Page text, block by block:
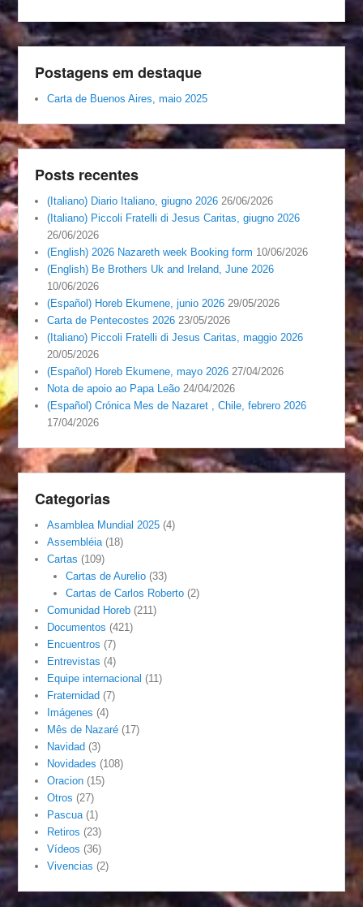
Postagens em destaque
Carta de Buenos Aires, maio 2025
Posts recentes
(Italiano) Diario Italiano, giugno 2026 26/06/2026
(Italiano) Piccoli Fratelli di Jesus Caritas, giugno 2026
26/06/2026
(English) 2026 Nazareth week Booking form 10/06/2026
(English) Be Brothers Uk and Ireland, June 2026
10/06/2026
(Español) Horeb Ekumene, junio 2026 29/05/2026
Carta de Pentecostes 2026 23/05/2026
(Italiano) Piccoli Fratelli di Jesus Caritas, maggio 2026
20/05/2026
(Español) Horeb Ekumene, mayo 2026 27/04/2026
Nota de apoio ao Papa Leão 24/04/2026
(Español) Crónica Mes de Nazaret , Chile, febrero 2026
17/04/2026
Categorias
Asamblea Mundial 2025 (4)
Assembléia (18)
Cartas (109)
Cartas de Aurelio(33)
Cartas de Carlos Roberto(2)
Comunidad Horeb (211)
Documentos (421)
Encuentros (7)
Entrevistas (4)
Equipe internacional (11)
Fraternidad (7)
Imágenes (4)
Mês de Nazaré (17)
Navidad (3)
Novidades (108)
Oracion (15)
Otros (27)
Pascua (1)
Retiros (23)
Vídeos (36)
Vivencias (2)